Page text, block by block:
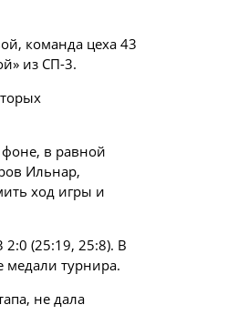
команда цеха 43
из СП-3.
в равной
Ильнар,
ход игры и
(25:19, 25:8). В
медали турнира.
не дала